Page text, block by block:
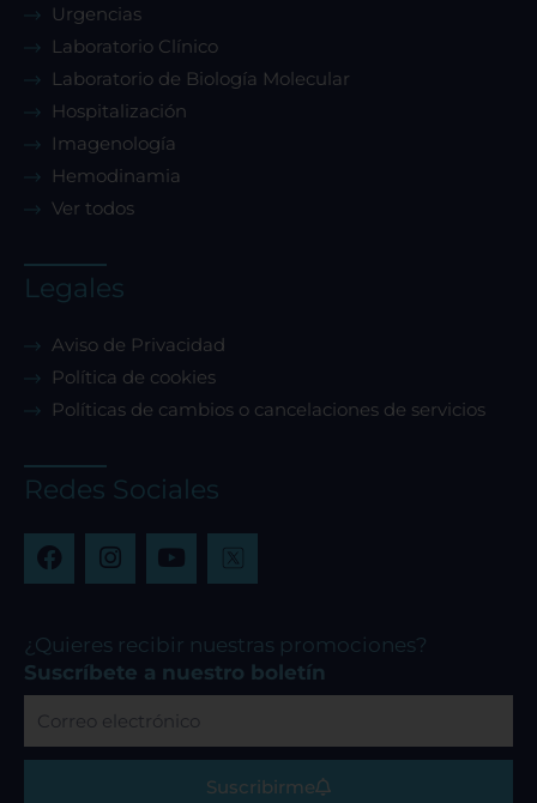
Urgencias
Laboratorio Clínico
Laboratorio de Biología Molecular
Hospitalización
Imagenología
Hemodinamia
Ver todos
Legales
Aviso de Privacidad
Política de cookies
Políticas de cambios o cancelaciones de servicios
Redes Sociales
F
a
b
o
o
k
I
n
a
g
r
a
m
Y
o
u
b
e
¿Quieres recibir nuestras promociones?
Suscríbete a nuestro boletín
electrónico
Suscribirme